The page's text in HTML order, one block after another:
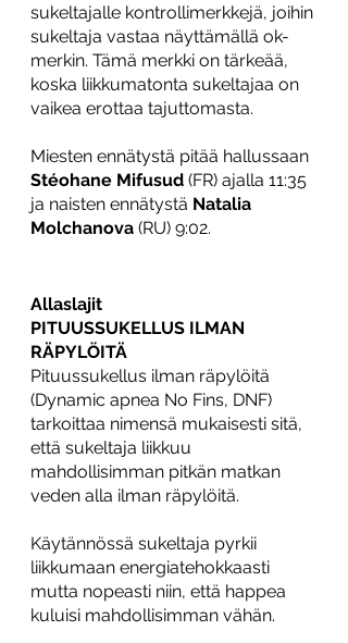
sukeltajalle kontrollimerkkejä, joihin
sukeltaja vastaa näyttämällä ok-
merkin. Tämä merkki on tärkeää,
koska liikkumatonta sukeltajaa on
vaikea erottaa tajuttomasta.
Miesten ennätystä pitää hallussaan
Stéohane Mifusud (FR) ajalla 11:35
ja naisten ennätystä Natalia
Molchanova (RU) 9:02.
Allaslajit
PITUUSSUKELLUS ILMAN
RÄPYLÖITÄ
Pituussukellus ilman räpylöitä
(Dynamic apnea No Fins, DNF)
tarkoittaa nimensä mukaisesti sitä,
että sukeltaja liikkuu
mahdollisimman pitkän matkan
veden alla ilman räpylöitä.
Käytännössä sukeltaja pyrkii
liikkumaan energiatehokkaasti
mutta nopeasti niin, että happea
kuluisi mahdollisimman vähän.